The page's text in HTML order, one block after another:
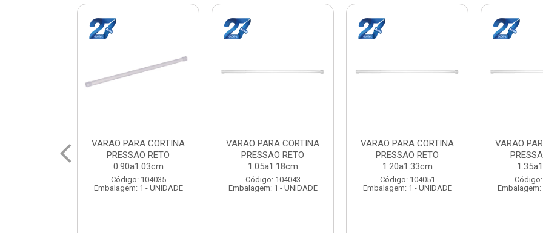
VARAO PARA CORTINA
PRESSAO RETO
1.05a1.18cm
Código: 104043
Embalagem: 1 - UNIDADE
VARAO PARA CORTINA
PRESSAO RETO
1.20a1.33cm
Código: 104051
Embalagem: 1 - UNIDADE
VARAO PARA CORTINA
PRESSAO RETO
1.35a1.48cm
Código: 104060
Embalagem: 1 - UNIDADE
VARAO
Embalagem: